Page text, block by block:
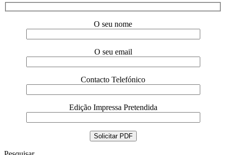
O seu nome
O seu email
Contacto Telefónico
Edição Impressa Pretendida